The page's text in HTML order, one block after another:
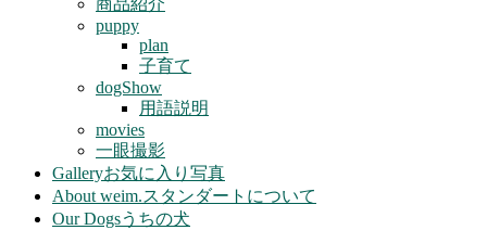
商品紹介
puppy
plan
子育て
dogShow
用語説明
movies
一眼撮影
Galleryお気に入り写真
About weim.スタンダートについて
Our Dogsうちの犬